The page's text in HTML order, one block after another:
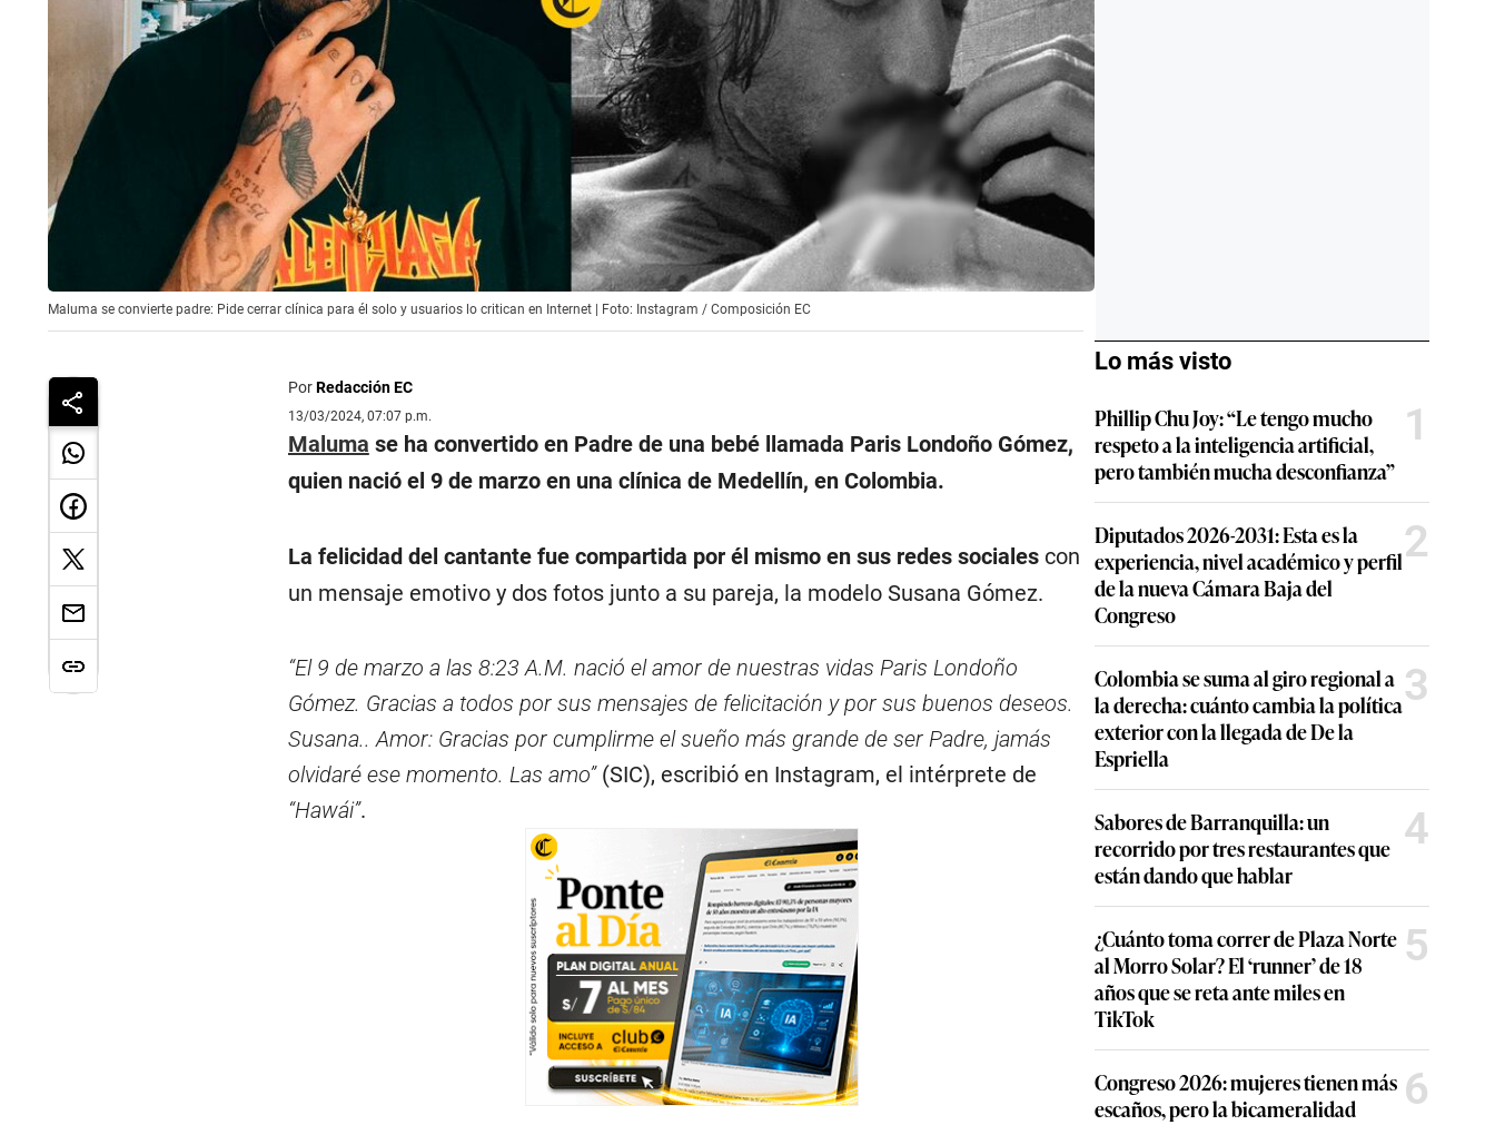
Maluma se convierte padre: Pide cerrar clínica para él solo y usuarios lo critican en Internet | Foto: Instagram / Composición EC
PorRedacción EC
13/03/2024, 07:07 p.m.
Maluma se ha convertido en Padre de una bebé llamada Paris Londoño Gómez,
quien nació el 9 de marzo en una clínica de Medellín, en Colombia.
La felicidad del cantante fue compartida por él mismo en sus redes sociales con
un mensaje emotivo y dos fotos junto a su pareja, la modelo Susana Gómez.
“El 9 de marzo a las 8:23 A.M. nació el amor de nuestras vidas Paris Londoño
Gómez. Gracias a todos por sus mensajes de felicitación y por sus buenos deseos.
Susana.. Amor: Gracias por cumplirme el sueño más grande de ser Padre, jamás
olvidaré ese momento. Las amo” (SIC), escribió en Instagram, el intérprete de
“Hawái”.
Lo más visto
Phillip Chu Joy: “Le tengo mucho
respeto a la inteligencia artificial,
pero también mucha desconfianza”
1
Diputados 2026-2031: Esta es la
experiencia, nivel académico y perfil
de la nueva Cámara Baja del
Congreso
2
Colombia se suma al giro regional a
la derecha: cuánto cambia la política
exterior con la llegada de De la
Espriella
3
Sabores de Barranquilla: un
recorrido por tres restaurantes que
están dando que hablar
4
¿Cuánto toma correr de Plaza Norte
al Morro Solar? El ‘runner’ de 18
años que se reta ante miles en
TikTok
5
Congreso 2026: mujeres tienen más
escaños, pero la bicameralidad
6